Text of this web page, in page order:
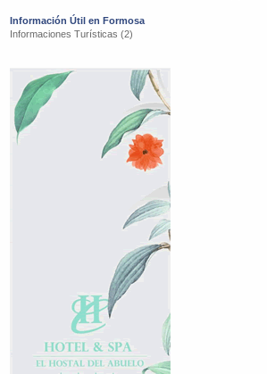
Información Útil en Formosa
Informaciones Turísticas (2)